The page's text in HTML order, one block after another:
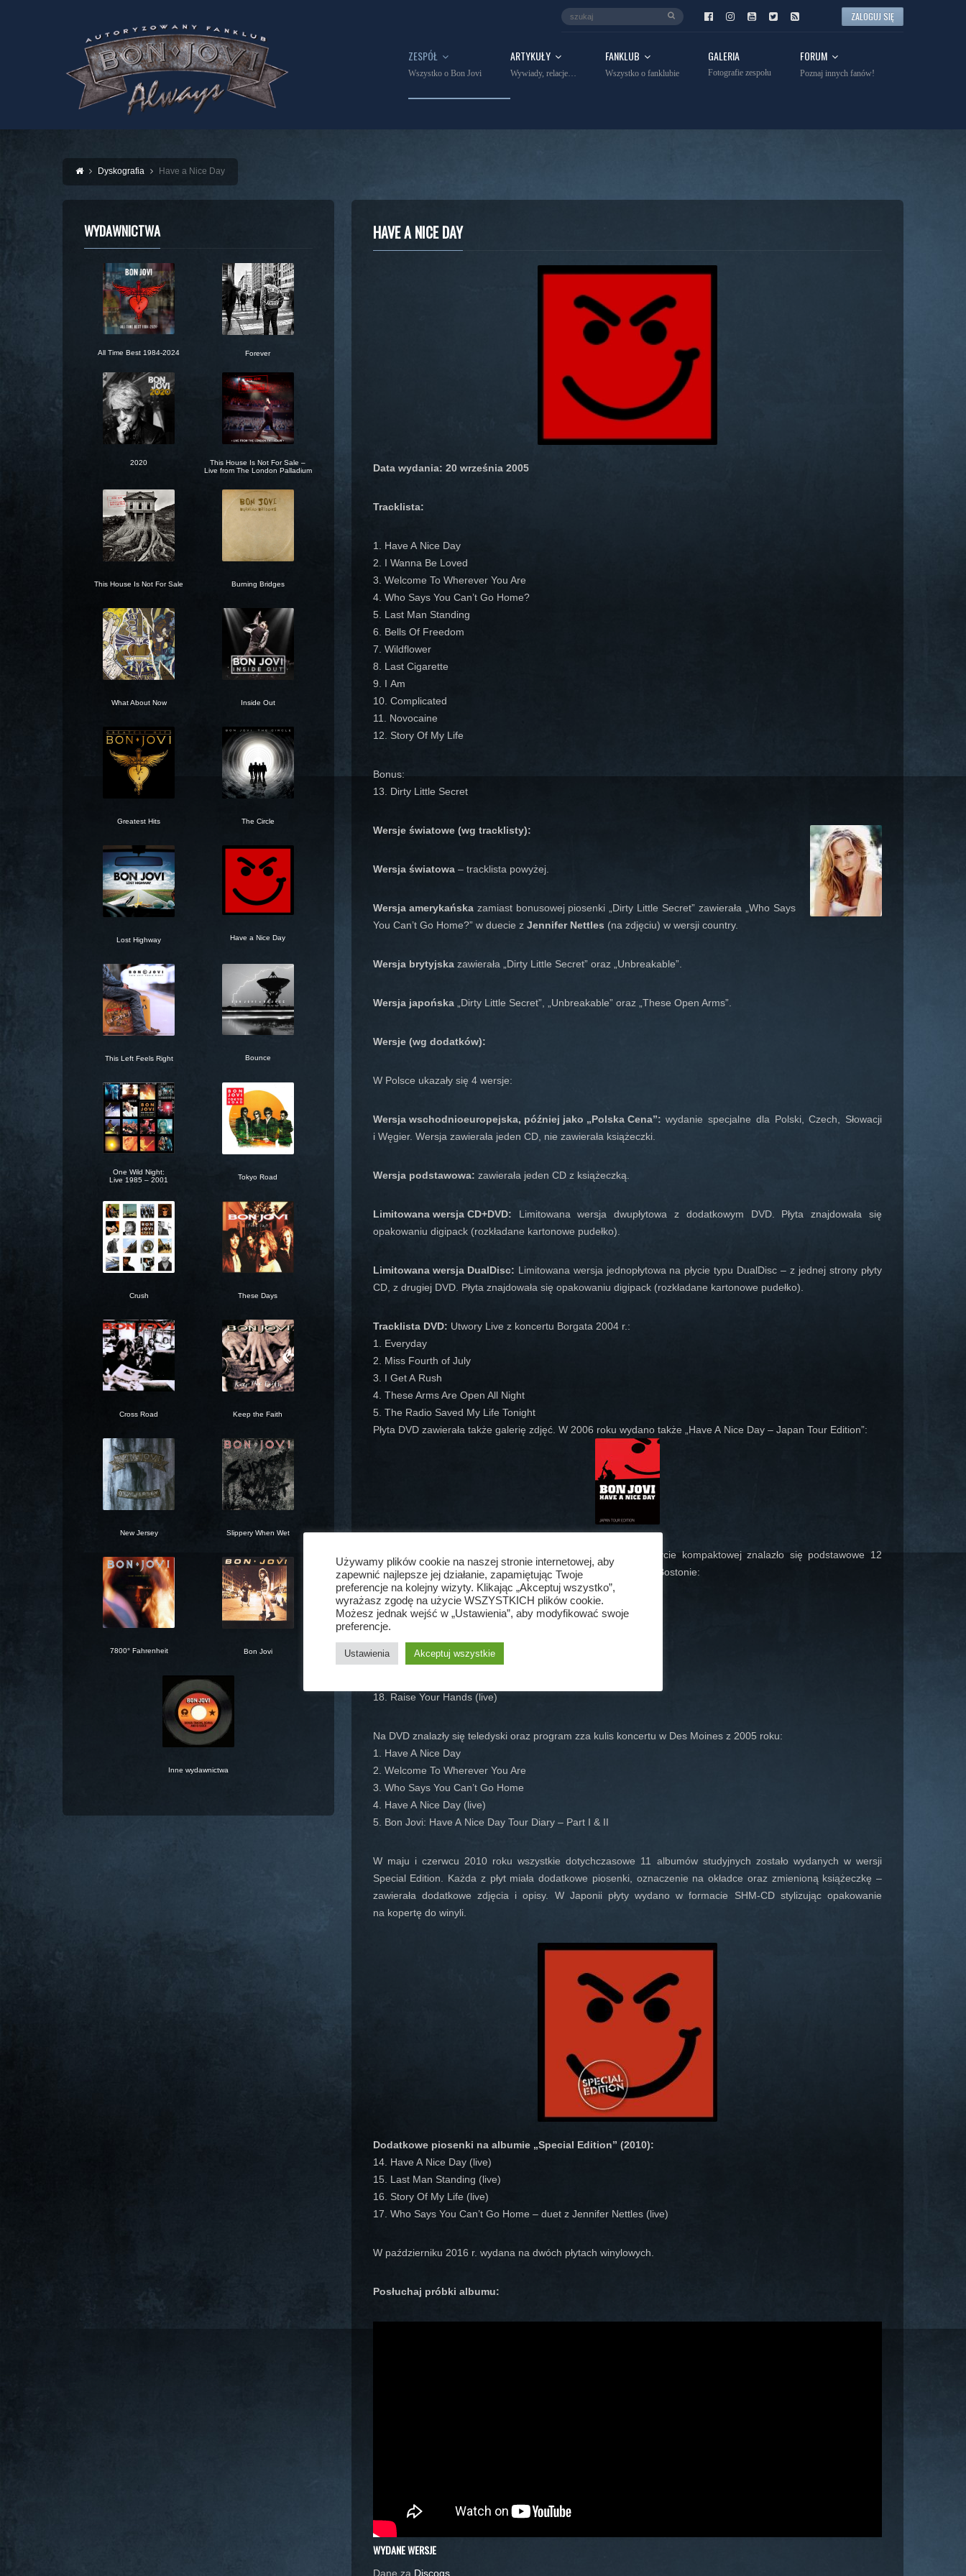
ZALOGUJ SIĘ
ZESPÓŁ
Wszystko o Bon Jovi
ARTYKUŁY
Wywiady, relacje…
FANKLUB
Wszystko o fanklubie
GALERIA
Fotografie zespołu
FORUM
Poznaj innych fanów!
Dyskografia Have a Nice Day
HAVE A NICE DAY
Data wydania: 20 września 2005
Tracklista:
1. Have A Nice Day
2. I Wanna Be Loved
3. Welcome To Wherever You Are
4. Who Says You Can’t Go Home?
5. Last Man Standing
6. Bells Of Freedom
7. Wildflower
8. Last Cigarette
9. I Am
10. Complicated
11. Novocaine
12. Story Of My Life
Bonus:
13. Dirty Little Secret
Wersje światowe (wg tracklisty):
Wersja światowa– tracklista powyżej.
Wersja amerykańskazamiast bonusowej piosenki „Dirty Little Secret” zawierała „Who Says
You Can’t Go Home?” w duecie z Jennifer Nettles (na zdjęciu) w wersji country.
Wersja brytyjskazawierała „Dirty Little Secret” oraz „Unbreakable”.
Wersja japońska„Dirty Little Secret”, „Unbreakable” oraz „These Open Arms”.
Wersje (wg dodatków):
W Polsce ukazały się 4 wersje:
Wersja wschodnioeuropejska, później jako „Polska Cena”: wydanie specjalne dla Polski, Czech, Słowacji
i Węgier. Wersja zawierała jeden CD, nie zawierała książeczki.
Wersja podstawowa: zawierała jeden CD z książeczką.
Limitowana wersja CD+DVD: Limitowana wersja dwupłytowa z dodatkowym DVD. Płyta znajdowała się
opakowaniu digipack (rozkładane kartonowe pudełko).
Limitowana wersja DualDisc: Limitowana wersja jednopłytowa na płycie typu DualDisc – z jednej strony płyty
CD, z drugiej DVD. Płyta znajdowała się opakowaniu digipack (rozkładane kartonowe pudełko).
Tracklista DVD: Utwory Live z koncertu Borgata 2004 r.:
1. Everyday
2. Miss Fourth of July
3. I Get A Rush
4. These Arms Are Open All Night
5. The Radio Saved My Life Tonight
Płyta DVD zawierała także galerię zdjęć. W 2006 roku wydano także „Have A Nice Day – Japan Tour Edition”:
Była to wersja limitowana. Składała się z CD i DVD. Na płycie kompaktowej znalazło się podstawowe 12
piosenek oraz 6 piosenek live nagranych 10 grudnia 2005 r. w Bostonie:
13. Last Man Standing (live)
14. You Give Love A Bad Name (live)
15. Complicated (live)
16. Have A Nice Day (live)
18. Raise Your Hands (live)
Na DVD znalazły się teledyski oraz program zza kulis koncertu w Des Moines z 2005 roku:
1. Have A Nice Day
2. Welcome To Wherever You Are
3. Who Says You Can’t Go Home
4. Have A Nice Day (live)
5. Bon Jovi: Have A Nice Day Tour Diary – Part I & II
W maju i czerwcu 2010 roku wszystkie dotychczasowe 11 albumów studyjnych zostało wydanych w wersji
Special Edition. Każda z płyt miała dodatkowe piosenki, oznaczenie na okładce oraz zmienioną książeczkę –
zawierała dodatkowe zdjęcia i opisy. W Japonii płyty wydano w formacie SHM-CD stylizując opakowanie
na kopertę do winyli.
Dodatkowe piosenki na albumie „Special Edition” (2010):
14. Have A Nice Day (live)
15. Last Man Standing (live)
16. Story Of My Life (live)
17. Who Says You Can’t Go Home – duet z Jennifer Nettles (live)
W październiku 2016 r. wydana na dwóch płytach winylowych.
Posłuchaj próbki albumu:
WYDANE WERSJE
Dane za Discogs.
WYDAWNICTWA
All Time Best 1984-2024 Forever
2020
This House Is Not For Sale –
Live from The London Palladium
This House Is Not For Sale Burning Bridges
What About Now Inside Out
Greatest Hits The Circle
Lost Highway Have a Nice Day
This Left Feels Right Bounce
One Wild Night:
Live 1985 – 2001
Tokyo Road
Crush These Days
Cross Road Keep the Faith
New Jersey Slippery When Wet
7800° Fahrenheit Bon Jovi
Inne wydawnictwa
Używamy plików cookie na naszej stronie internetowej, aby
zapewnić najlepsze jej działanie, zapamiętując Twoje
preferencje na kolejny wizyty. Klikając „Akceptuj wszystko”,
wyrażasz zgodę na użycie WSZYSTKICH plików cookie.
Możesz jednak wejść w „Ustawienia”, aby modyfikować swoje
preferencje.
Ustawienia Akceptuj wszystkie